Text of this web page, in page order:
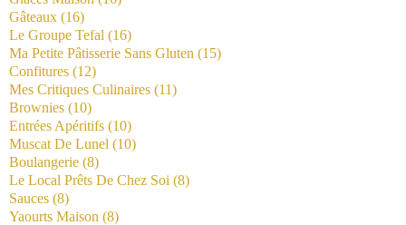
Gâteaux (16)
Le Groupe Tefal (16)
Ma Petite Pâtisserie Sans Gluten (15)
Confitures (12)
Mes Critiques Culinaires (11)
Brownies (10)
Entrées Apéritifs (10)
Muscat De Lunel (10)
Boulangerie (8)
Le Local Prêts De Chez Soi (8)
Sauces (8)
Yaourts Maison (8)